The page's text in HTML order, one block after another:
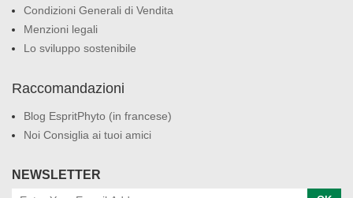
Condizioni Generali di Vendita
Menzioni legali
Lo sviluppo sostenibile
Raccomandazioni
Blog EspritPhyto (in francese)
Noi Consiglia ai tuoi amici
NEWSLETTER